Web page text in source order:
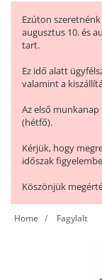
Ezúton
augusztus 10. és
tart.
Ez idő alatt
valamint a
Az első
(hétfő).
Kérjük, hogy
időszak
Köszönjük
Home Fagylalt